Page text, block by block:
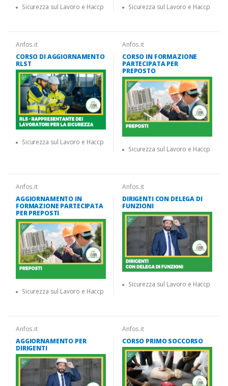
Sicurezza sul Lavoro e Haccp Sicurezza sul Lavoro e Haccp
Anfos.it
CORSO DI AGGIORNAMENTO
RLST
Sicurezza sul Lavoro e Haccp
Anfos.it
CORSO IN FORMAZIONE
PARTECIPATA PER
PREPOSTO
Sicurezza sul Lavoro e Haccp
Anfos.it
AGGIORNAMENTO IN
FORMAZIONE PARTECIPATA
PER PREPOSTI
Sicurezza sul Lavoro e Haccp
Anfos.it
DIRIGENTI CON DELEGA DI
FUNZIONI
Sicurezza sul Lavoro e Haccp
Anfos.it
AGGIORNAMENTO PER
DIRIGENTI
Anfos.it
CORSO PRIMO SOCCORSO